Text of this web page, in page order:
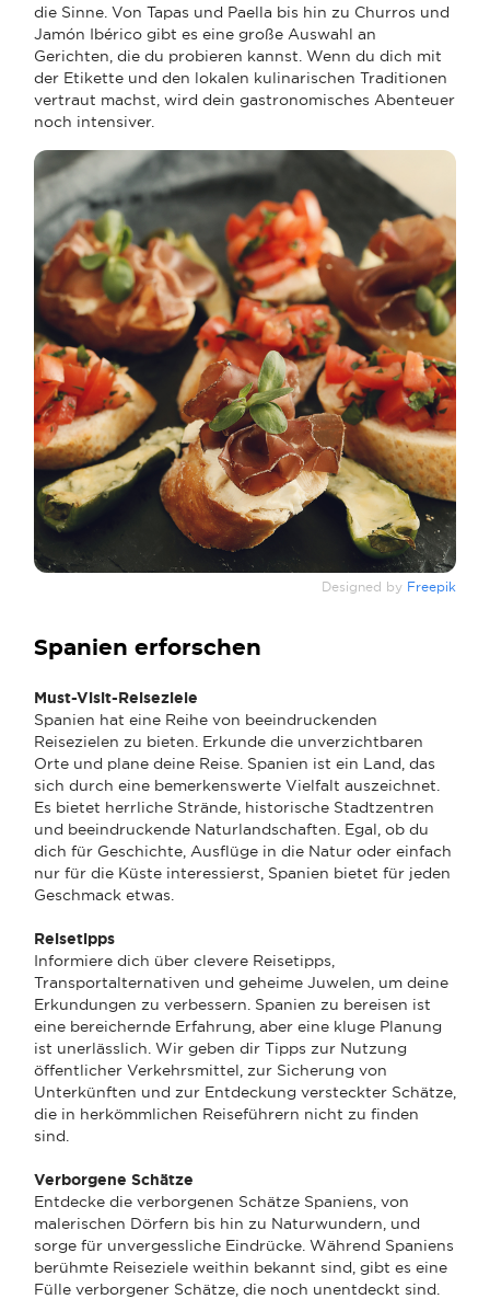
die Sinne. Von Tapas und Paella bis hin zu Churros und
Jamón Ibérico gibt es eine große Auswahl an
Gerichten, die du probieren kannst. Wenn du dich mit
der Etikette und den lokalen kulinarischen Traditionen
vertraut machst, wird dein gastronomisches Abenteuer
noch intensiver.
Designed by Freepik
Spanien erforschen
Must-Visit-Reiseziele
Spanien hat eine Reihe von beeindruckenden
Reisezielen zu bieten. Erkunde die unverzichtbaren
Orte und plane deine Reise. Spanien ist ein Land, das
sich durch eine bemerkenswerte Vielfalt auszeichnet.
Es bietet herrliche Strände, historische Stadtzentren
und beeindruckende Naturlandschaften. Egal, ob du
dich für Geschichte, Ausflüge in die Natur oder einfach
nur für die Küste interessierst, Spanien bietet für jeden
Geschmack etwas.
Reisetipps
Informiere dich über clevere Reisetipps,
Transportalternativen und geheime Juwelen, um deine
Erkundungen zu verbessern. Spanien zu bereisen ist
eine bereichernde Erfahrung, aber eine kluge Planung
ist unerlässlich. Wir geben dir Tipps zur Nutzung
öffentlicher Verkehrsmittel, zur Sicherung von
Unterkünften und zur Entdeckung versteckter Schätze,
die in herkömmlichen Reiseführern nicht zu finden
sind.
Verborgene Schätze
Entdecke die verborgenen Schätze Spaniens, von
malerischen Dörfern bis hin zu Naturwundern, und
sorge für unvergessliche Eindrücke. Während Spaniens
berühmte Reiseziele weithin bekannt sind, gibt es eine
Fülle verborgener Schätze, die noch unentdeckt sind.